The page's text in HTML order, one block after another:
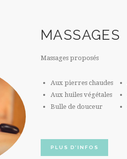
MASSAGES
Massages proposés
Aux pierres chaudes
Aux huiles végétales
Bulle de douceur
PLUS D’INFOS